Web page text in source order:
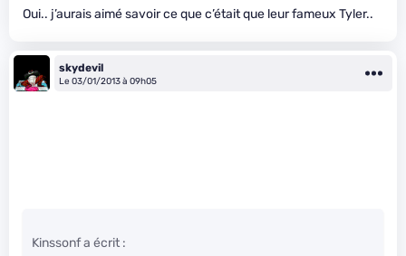
Oui.. j’aurais aimé savoir ce que c’était que leur fameux Tyler..
skydevil
Le 03/01/2013 à 09h05
Kinssonf a écrit :